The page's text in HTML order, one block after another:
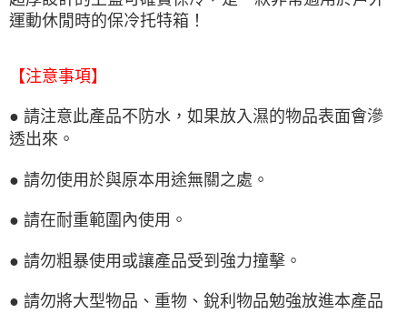
運動休閒時的保冷托特箱！
【注意事項】
● 請注意此產品不防水，如果放入濕的物品表面會滲
透出來。
● 請勿使用於與原本用途無關之處。
● 請在耐重範圍內使用。
● 請勿粗暴使用或讓產品受到強力撞擊。
● 請勿將大型物品、重物、銳利物品勉強放進本產品